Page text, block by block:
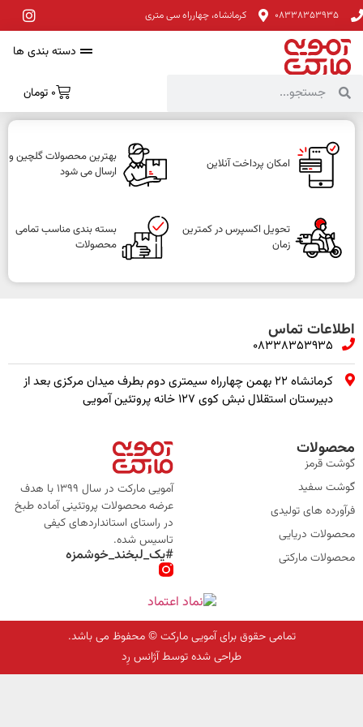
08338353935 کرمانشاه، چهارراه سی متری
دسته بندی ها
0 تومان
امکان پرداخت آنلاین
بهترین محصولات گلچین و
ارسال می شود
تحویل اکسپرس در کمترین
زمان
بسته بندی مناسب تمامی
محصولات
اطلاعات تماس
08338353935
کرمانشاه ۲۲ بهمن چهارراه سیمتری دوم بطرف میدان مرکزی بعد از
دبیرستان استقلال نبش کوی ۱۲۷ خانه پروتئین آمویی
محصولات
گوشت قرمز
گوشت سفید
فرآورده های تولیدی
محصولات دریایی
محصولات مارکتی
آمویی مارکت در سال 1399 با هدف
عرضه محصولات پروتئینی آماده طبخ
در راستای استانداردهای کیفی
تاسیس شده.
#یک_لبخند_خوشمزه
تمامی حقوق برای آمویی مارکت © محفوظ می باشد.
طراحی شده توسط آژانس رِد